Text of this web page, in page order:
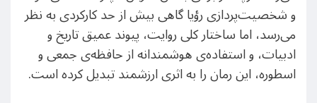
و شخصیت‌پردازی رؤیا گاهی بیش از حد کارکردی به نظر
می‌رسد، اما ساختار کلی روایت، پیوند عمیق تاریخ و
ادبیات، و استفاده‌ی هوشمندانه از حافظه‌ی جمعی و
اسطوره، این رمان را به اثری ارزشمند تبدیل کرده است.